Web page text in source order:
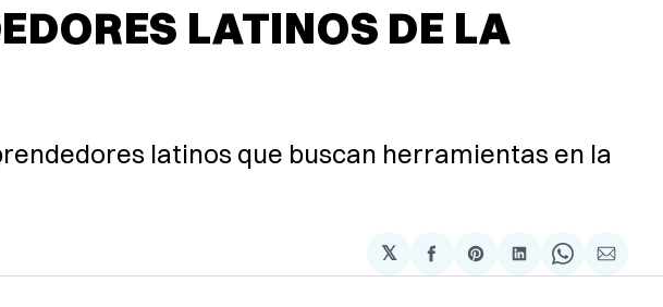
LATINOS DE LA
latinos que buscan herramientas en la
𝕏
Compartir
en
Share
on
Compartir
en
Share
on
via